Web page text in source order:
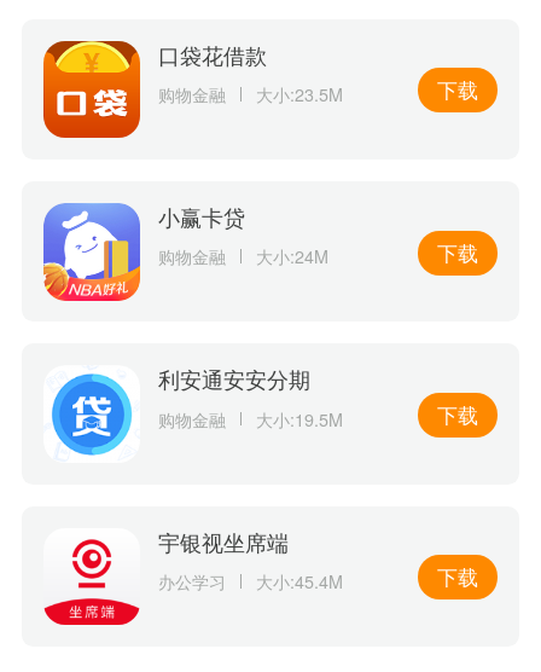
口袋花借款
购物金融 大小:23.5M 下载
小赢卡贷
购物金融 大小:24M 下载
利安通安安分期
购物金融 大小:19.5M 下载
宇银视坐席端
办公学习 大小:45.4M 下载